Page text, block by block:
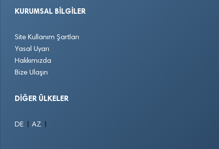
KURUMSAL BILGILER
Site Kullanım Şartları
Yasal Uyarı
Hakkımızda
Bize Ulaşın
DIĞER ÜLKELER
DE AZ